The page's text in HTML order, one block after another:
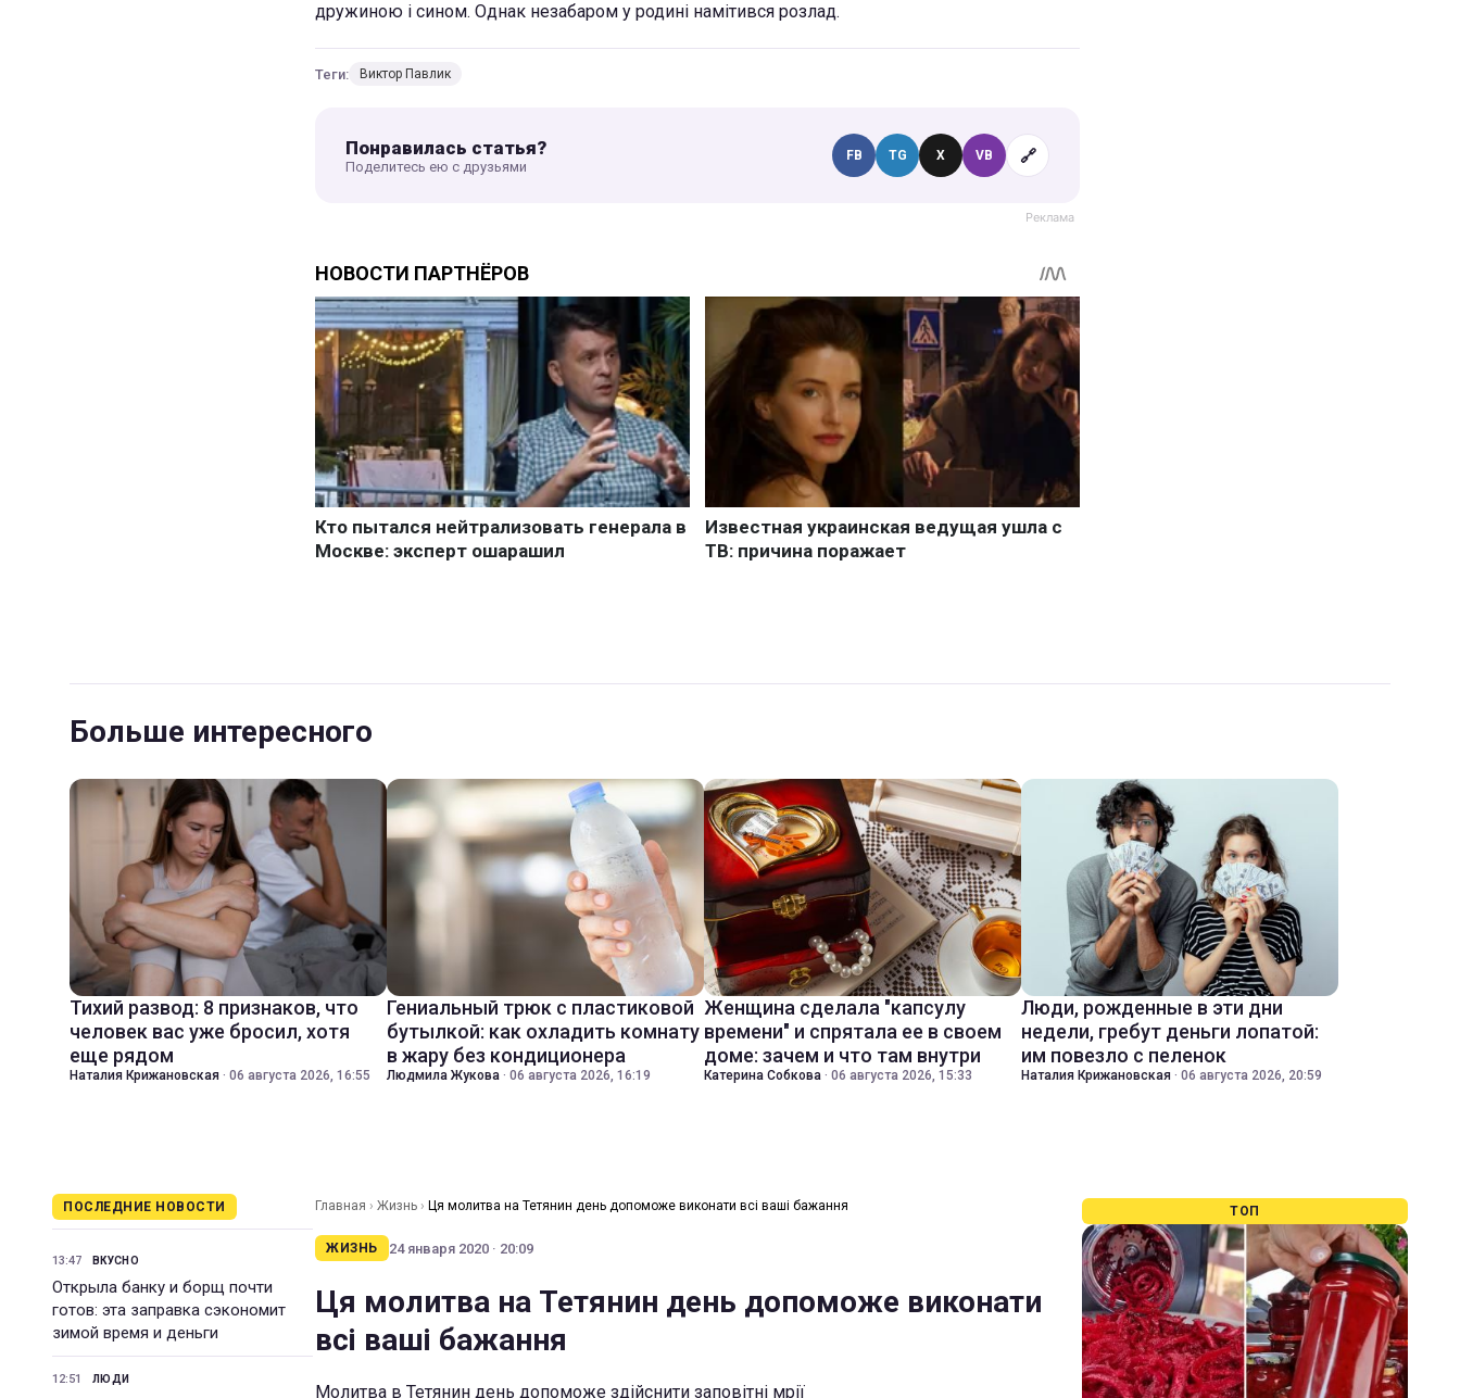
дружиною і сином. Однак незабаром у родині намітився розлад.
Теги: Виктор Павлик
Понравилась статья?
Поделитесь ею с друзьями
FB TG X VB 🔗
Больше интересного
Тихий развод: 8 признаков, что
человек вас уже бросил, хотя
еще рядом
Наталия Крижановская · 06 августа 2026, 16:55
Гениальный трюк с пластиковой
бутылкой: как охладить комнату
в жару без кондиционера
Людмила Жукова · 06 августа 2026, 16:19
Женщина сделала "капсулу
времени" и спрятала ее в своем
доме: зачем и что там внутри
Катерина Собкова · 06 августа 2026, 15:33
Люди, рожденные в эти дни
недели, гребут деньги лопатой:
им повезло с пеленок
Наталия Крижановская · 06 августа 2026, 20:59
ПОСЛЕДНИЕ НОВОСТИ
13:47 ВКУСНО
Открыла банку и борщ почти
готов: эта заправка сэкономит
зимой время и деньги
12:51 ЛЮДИ
Главная › Жизнь › Ця молитва на Тетянин день допоможе виконати всі ваші бажання
ЖИЗНЬ 24 января 2020 · 20:09
Ця молитва на Тетянин день допоможе виконати
всі ваші бажання
Молитва в Тетянин день допоможе здійснити заповітні мрії
ТОП